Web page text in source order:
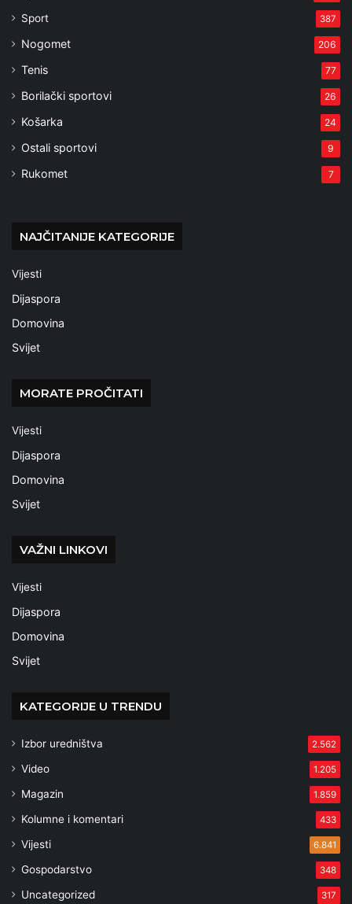
Sport 387
Nogomet 206
Tenis 77
Borilački sportovi 26
Košarka 24
Ostali sportovi 9
Rukomet 7
NAJČITANIJE KATEGORIJE
Vijesti
Dijaspora
Domovina
Svijet
MORATE PROČITATI
Vijesti
Dijaspora
Domovina
Svijet
VAŽNI LINKOVI
Vijesti
Dijaspora
Domovina
Svijet
KATEGORIJE U TRENDU
Izbor uredništva 2.562
Video 1.205
Magazin 1.859
Kolumne i komentari 433
Vijesti 6.841
Gospodarstvo 348
Uncategorized 317